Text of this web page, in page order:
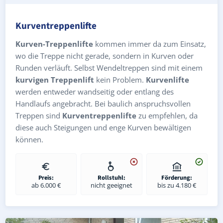
Kurventreppenlifte
Kurven-Treppenlifte kommen immer da zum Einsatz,
wo die Treppe nicht gerade, sondern in Kurven oder
Runden verläuft. Selbst Wendeltreppen sind mit einem
kurvigen Treppenlift kein Problem. Kurvenlifte
werden entweder wandseitig oder entlang des
Handlaufs angebracht. Bei baulich anspruchsvollen
Treppen sind Kurventreppenlifte zu empfehlen, da
diese auch Steigungen und enge Kurven bewältigen
können.
Preis:
ab 6.000 €
Rollstuhl:
nicht geeignet
Förderung:
bis zu 4.180 €